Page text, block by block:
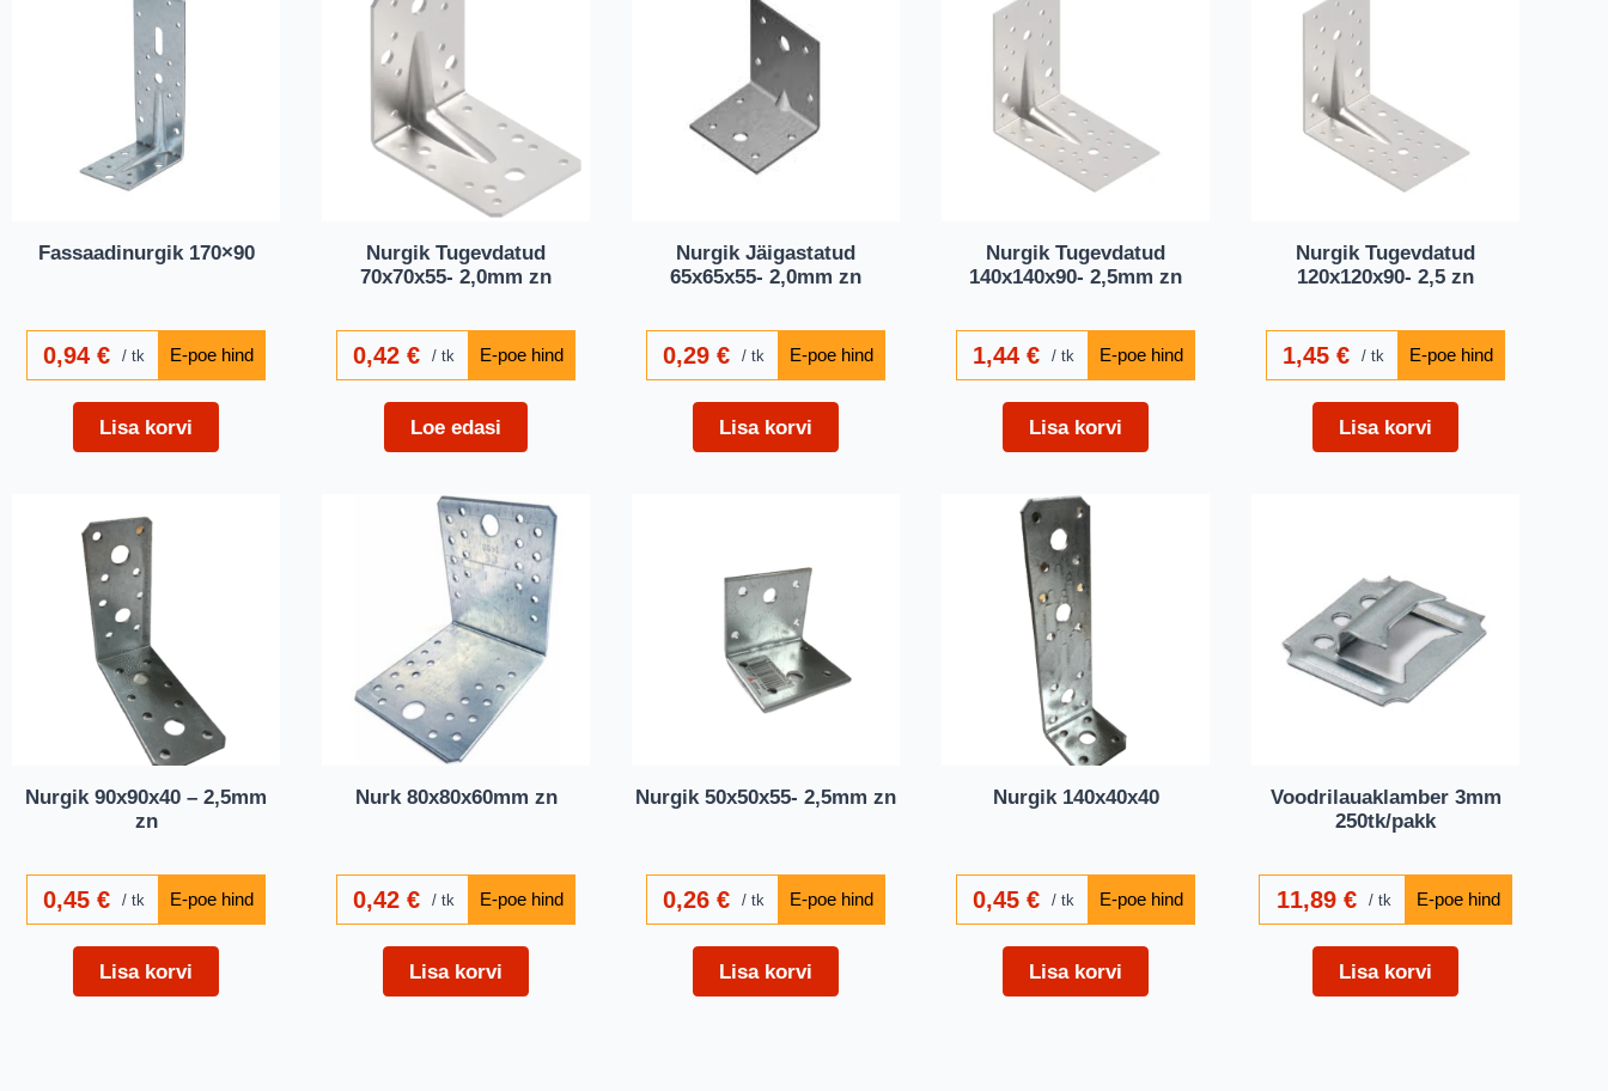
Fassaadinurgik 170×90
0,94€ tk
Lisa korvi
Nurgik Tugevdatud
70x70x55- 2,0mm zn
0,42€ tk
Loe edasi
Nurgik Jäigastatud
65x65x55- 2,0mm zn
0,29€ tk
Lisa korvi
Nurgik Tugevdatud
140x140x90- 2,5mm zn
1,44€ tk
Lisa korvi
Nurgik Tugevdatud
120x120x90- 2,5 zn
1,45€ tk
Lisa korvi
Nurgik 90x90x40 – 2,5mm
zn
0,45€ tk
Lisa korvi
Nurk 80x80x60mm zn
0,42€ tk
Lisa korvi
Nurgik 50x50x55- 2,5mm zn
0,26€ tk
Lisa korvi
Nurgik 140x40x40
0,45€ tk
Lisa korvi
Voodrilauaklamber 3mm
250tk/pakk
11,89 € tk
Lisa korvi